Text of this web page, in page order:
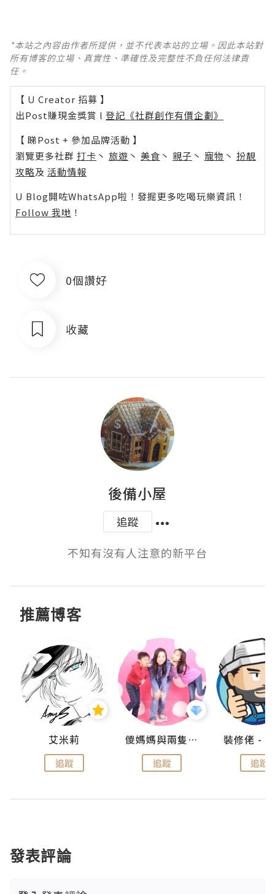
*本站之內容由作者所提供，並不代表本站的立場。因此本站對
所有博客的立場、真實性、準確性及完整性不負任何法律責
任。
【 U Creator 招募 】
出Post賺現金獎賞 l 登記《社群創作有價企劃》
【 睇Post + 參加品牌活動 】
瀏覽更多社群 打卡 丶 旅遊 丶 美食 丶 親子 丶 寵物 丶 扮靚
攻略及 活動情報
U Blog開咗WhatsApp啦！發掘更多吃喝玩樂資訊！
Follow 我哋 ！
0個讚好
收藏
後備小屋
追蹤
不知有沒有人注意的新平台
推薦博客
艾米莉
追蹤
儍媽媽與兩隻小魔怪之家
追蹤 追蹤
發表評論